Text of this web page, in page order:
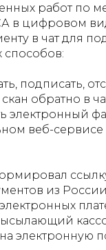
работ по
в цифровом
в чат для
способов:
подписать,
обратно в
электронный
веб-сервисе
из
электронную